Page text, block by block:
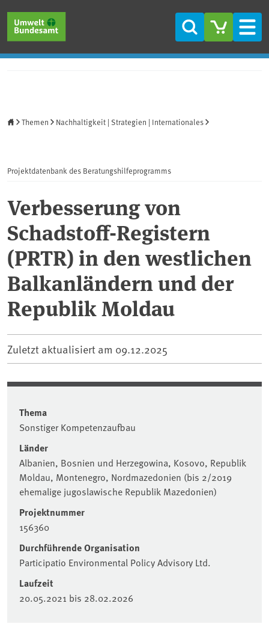
Suche
Themen Nachhaltigkeit | Strategien | Internationales
Projektdatenbank des Beratungshilfeprogramms
Verbesserung von
Schadstoff-Registern
(PRTR) in den westlichen
Balkanländern und der
Republik Moldau
Zuletzt aktualisiert am 09.12.2025
Thema
Sonstiger Kompetenzaufbau
Länder
Albanien, Bosnien und Herzegowina, Kosovo, Republik
Moldau, Montenegro, Nordmazedonien (bis 2/2019
ehemalige jugoslawische Republik Mazedonien)
Projektnummer
156360
Durchführende Organisation
Participatio Environmental Policy Advisory Ltd.
Laufzeit
20.05.2021 bis 28.02.2026